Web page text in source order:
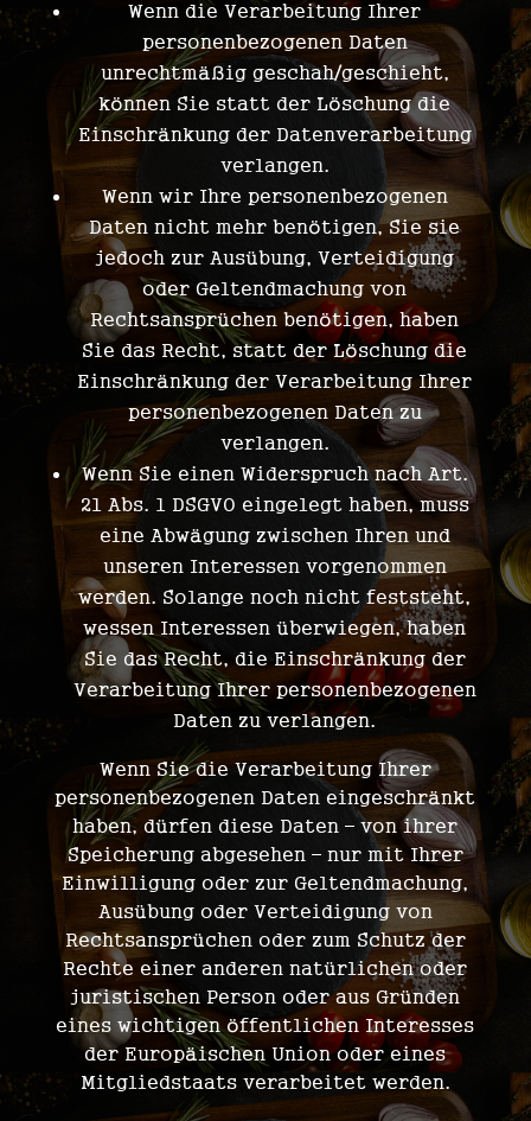
Wenn die Verarbeitung Ihrer
personenbezogenen Daten
unrechtmäßig geschah/geschieht,
können Sie statt der Löschung die
Einschränkung der Datenverarbeitung
verlangen.
Wenn wir Ihre personenbezogenen
Daten nicht mehr benötigen, Sie sie
jedoch zur Ausübung, Verteidigung
oder Geltendmachung von
Rechtsansprüchen benötigen, haben
Sie das Recht, statt der Löschung die
Einschränkung der Verarbeitung Ihrer
personenbezogenen Daten zu
verlangen.
Wenn Sie einen Widerspruch nach Art.
21 Abs. 1 DSGVO eingelegt haben, muss
eine Abwägung zwischen Ihren und
unseren Interessen vorgenommen
werden. Solange noch nicht feststeht,
wessen Interessen überwiegen, haben
Sie das Recht, die Einschränkung der
Verarbeitung Ihrer personenbezogenen
Daten zu verlangen.
Wenn Sie die Verarbeitung Ihrer
personenbezogenen Daten eingeschränkt
haben, dürfen diese Daten – von ihrer
Speicherung abgesehen – nur mit Ihrer
Einwilligung oder zur Geltendmachung,
Ausübung oder Verteidigung von
Rechtsansprüchen oder zum Schutz der
Rechte einer anderen natürlichen oder
juristischen Person oder aus Gründen
eines wichtigen öffentlichen Interesses
der Europäischen Union oder eines
Mitgliedstaats verarbeitet werden.